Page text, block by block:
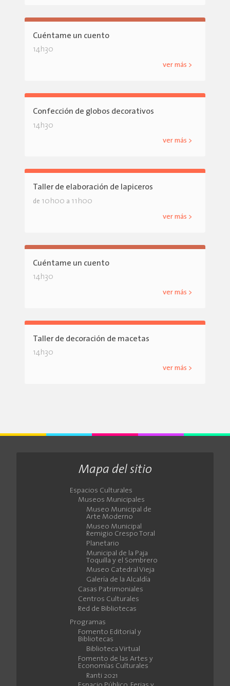
Cuéntame un cuento
14h30
ver más >
Confección de globos decorativos
14h30
ver más >
Taller de elaboración de lapiceros
de 10h00 a 11h00
ver más >
Cuéntame un cuento
14h30
ver más >
Taller de decoración de macetas
14h30
ver más >
Mapa del sitio
Espacios Culturales
Museos Municipales
Museo Municipal de
Arte Moderno
Museo Municipal
Remigio Crespo Toral
Planetario
Municipal de la Paja
Toquilla y el Sombrero
Museo Catedral Vieja
Galería de la Alcaldía
Casas Patrimoniales
Centros Culturales
Red de Bibliotecas
Programas
Fomento Editorial y
Bibliotecas
Biblioteca Virtual
Fomento de las Artes y
Economías Culturales
Ranti 2021